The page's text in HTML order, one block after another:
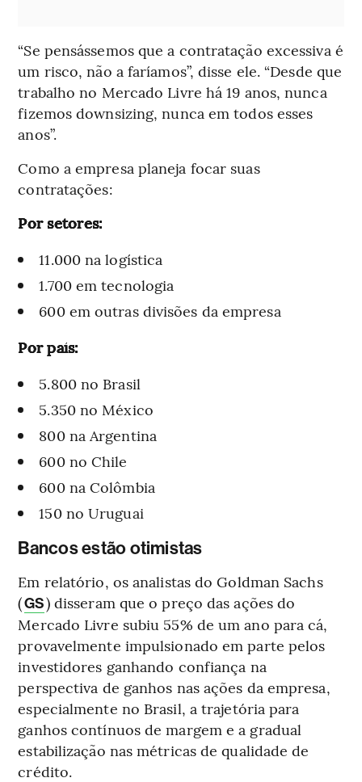
“Se pensássemos que a contratação excessiva é
um risco, não a faríamos”, disse ele. “Desde que
trabalho no Mercado Livre há 19 anos, nunca
fizemos downsizing, nunca em todos esses
anos”.
Como a empresa planeja focar suas
contratações:
Por setores:
11.000 na logística
1.700 em tecnologia
600 em outras divisões da empresa
Por país:
5.800 no Brasil
5.350 no México
800 na Argentina
600 no Chile
600 na Colômbia
150 no Uruguai
Bancos estão otimistas
Em relatório, os analistas do Goldman Sachs
(GS) disseram que o preço das ações do
Mercado Livre subiu 55% de um ano para cá,
provavelmente impulsionado em parte pelos
investidores ganhando confiança na
perspectiva de ganhos nas ações da empresa,
especialmente no Brasil, a trajetória para
ganhos contínuos de margem e a gradual
estabilização nas métricas de qualidade de
crédito.